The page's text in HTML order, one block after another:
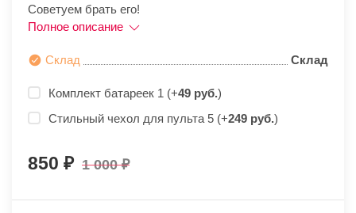
Советуем брать его!
Полное описание
Склад Склад
Комплект батареек 1 (+49 руб.)
Стильный чехол для пульта 5 (+249 руб.)
850 1 000